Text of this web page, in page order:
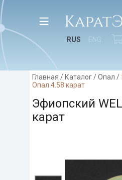
RUS ENG
Главная /Каталог/Опал /
Опал 4.58 карат
Эфиопский
карат